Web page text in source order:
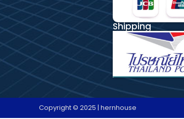
Shipping
Copyright © 2025 | hernhouse